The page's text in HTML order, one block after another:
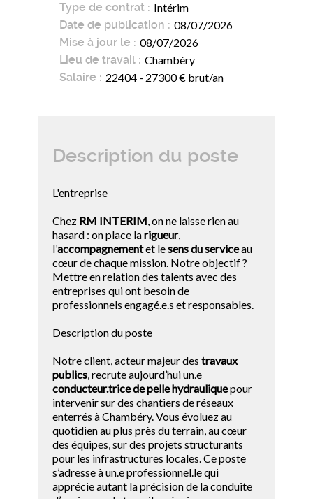
Type de contrat
Intérim
Date de publication
08/07/2026
Mise à jour le
08/07/2026
Lieu de travail
Chambéry
Salaire
22404 - 27300 € brut/an
Description du poste
L'entreprise
Chez RM INTERIM, on ne laisse rien au
hasard : on place larigueur,
l’accompagnementet lesens du serviceau
cœur de chaque mission. Notre objectif ?
Mettre en relation des talents avec des
entreprises qui ont besoin de
professionnels engagé.e.s et responsables.
Description du poste
Notre client, acteur majeur des travaux
publics, recrute aujourd’hui un.e
conducteur.trice de pelle hydrauliquepour
intervenir sur des chantiers de réseaux
enterrés à Chambéry. Vous évoluez au
quotidien au plus près du terrain, au cœur
des équipes, sur des projets structurants
pour les infrastructures locales. Ce poste
s’adresse à un.e professionnel.le qui
apprécie autant la précision de la conduite